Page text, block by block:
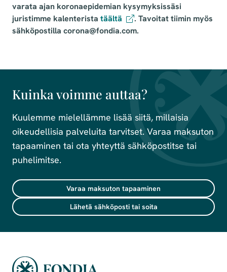
varata ajan koronaepidemian kysymyksissäsi
juristimme kalenterista täältä
. Tavoitat tiimin myös
sähköpostilla corona@fondia.com.
Kuinka voimme auttaa?
Kuulemme mielellämme lisää siitä, millaisia
oikeudellisia palveluita tarvitset. Varaa maksuton
tapaaminen tai ota yhteyttä sähköpostitse tai
puhelimitse.
Varaa maksuton tapaaminen
Lähetä sähköposti tai soita